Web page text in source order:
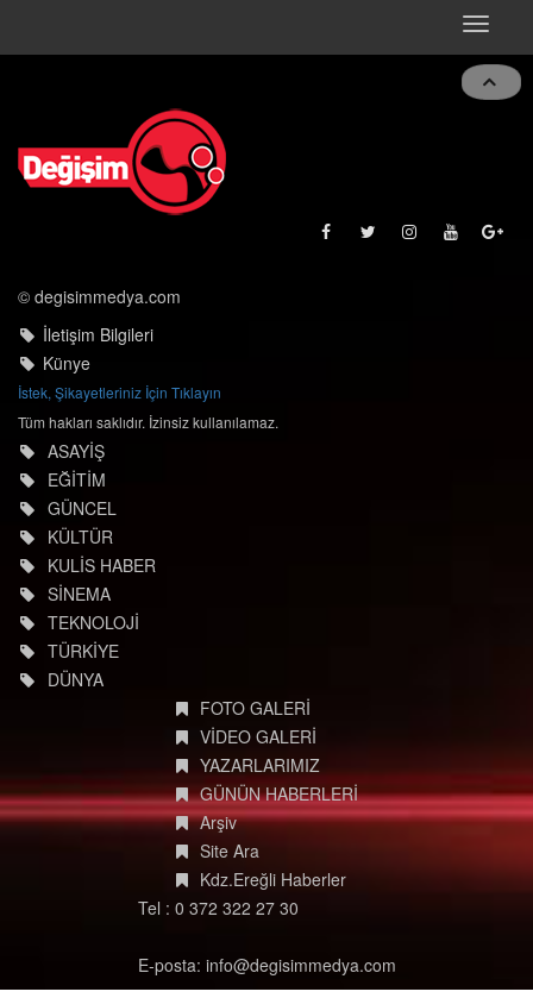
Toggle
© degisimmedya.com
İletişim Bilgileri
Künye
İstek, Şikayetleriniz İçin Tıklayın
Tüm hakları saklıdır. İzinsiz kullanılamaz.
ASAYİŞ
EĞİTİM
GÜNCEL
KÜLTÜR
KULİS HABER
SİNEMA
TEKNOLOJİ
TÜRKİYE
DÜNYA
FOTO GALERİ
VİDEO GALERİ
YAZARLARIMIZ
GÜNÜN HABERLERİ
Arşiv
Site Ara
Kdz.Ereğli Haberler
Tel : 0 372 322 27 30
E-posta: info@degisimmedya.com